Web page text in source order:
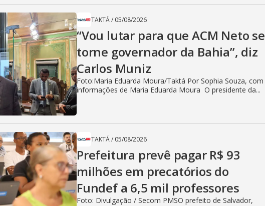
TAKTÁ/ 05/08/2026
“Vou lutar para que ACM Neto se
torne governador da Bahia”, diz
Carlos Muniz
Foto:Maria Eduarda Moura/Taktá Por Sophia Souza, com
informações de Maria Eduarda Moura O presidente da...
TAKTÁ/ 05/08/2026
Prefeitura prevê pagar R$ 93
milhões em precatórios do
Fundef a 6,5 mil professores
Foto: Divulgação / Secom PMSO prefeito de Salvador,